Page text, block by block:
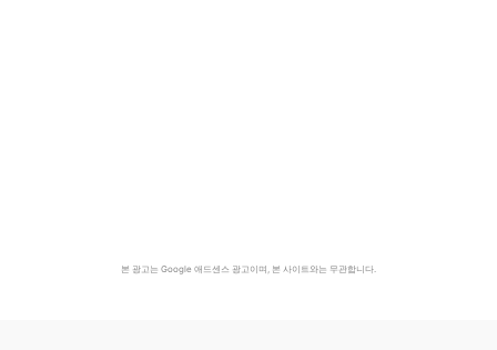
본 광고는 Google 애드센스 광고이며, 본 사이트와는 무관합니다.